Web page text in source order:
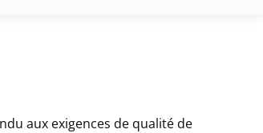
aux exigences de qualité de